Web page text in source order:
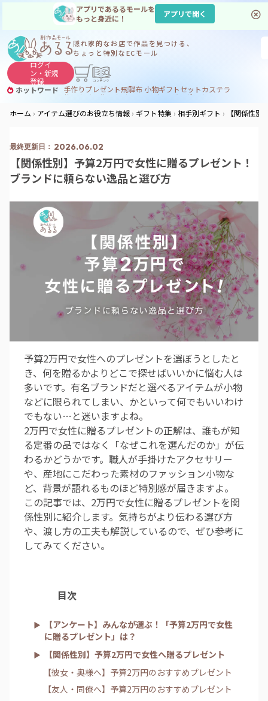
アプリであるるモールを
もっと身近に！
アプリで開く
隠れ家的なお店で作品を見つける、
ちょっと特別なECモール
ログイ
ン・新規
登録
ホットワード 手作りプレゼント飛騨布 小物ギフトセットカステラ
サヌカイト コーヒー
ジンギスカン
ホーム
アイテム選びのお役立ち情報 ギフト特集 相手別ギフト 【関係性
2026.06.02
【関係性別】予算2万円で女性に贈るプレゼント！
ブランドに頼らない逸品と選び方
予算2万円で女性へのプレゼントを選ぼうとしたと
き、何を贈るかよりどこで探せばいいかに悩む人は
多いです。有名ブランドだと選べるアイテムが小物
などに限られてしまい、かといって何でもいいわけ
でもない…と迷いますよね。
2万円で女性に贈るプレゼントの正解は、誰もが知
る定番の品ではなく「なぜこれを選んだのか」が伝
わるかどうかです。職人が手掛けたアクセサリー
や、産地にこだわった素材のファッション小物な
ど、背景が語れるものほど特別感が届きますよ。
この記事では、2万円で女性に贈るプレゼントを関
係性別に紹介します。気持ちがより伝わる選び方
や、渡し方の工夫も解説しているので、ぜひ参考に
してみてください。
目次
【アンケート】みんなが選ぶ！「予算2万円で女性
に贈るプレゼント」は？
【関係性別】予算2万円で女性へ贈るプレゼント
【彼女・奥様へ】予算2万円のおすすめプレゼント
【友人・同僚へ】予算2万円のおすすめプレゼント